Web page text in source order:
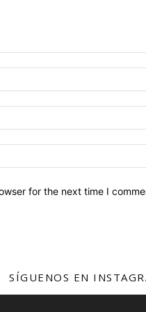
for the next time I
SÍGUENOS EN